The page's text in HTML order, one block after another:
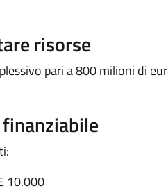
risorse
pari a 800 milioni di
10.000